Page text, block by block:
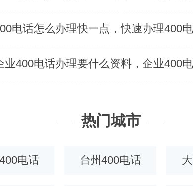
热门城市
电话 台州400电话